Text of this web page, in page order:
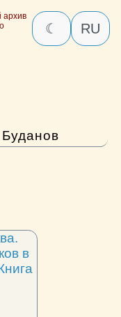
архив
☾ RU